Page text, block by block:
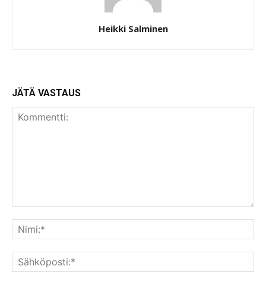
Heikki Salminen
JÄTÄ VASTAUS